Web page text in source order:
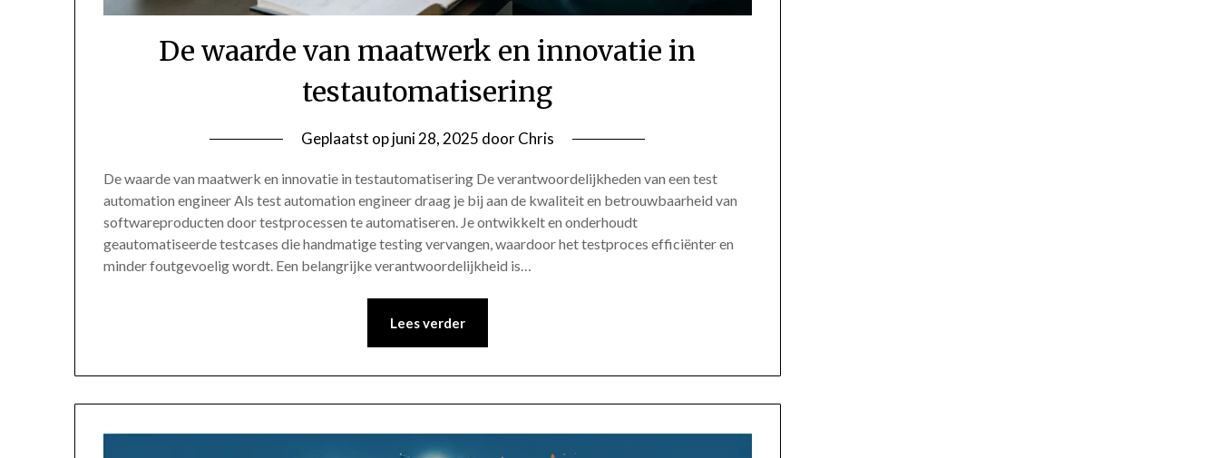
De waarde van maatwerk en innovatie in
testautomatisering
Geplaatst opjuni 28, 2025 doorChris
De waarde van maatwerk en innovatie in testautomatisering De verantwoordelijkheden van een test
automation engineer Als test automation engineer draag je bij aan de kwaliteit en betrouwbaarheid van
softwareproducten door testprocessen te automatiseren. Je ontwikkelt en onderhoudt
geautomatiseerde testcases die handmatige testing vervangen, waardoor het testproces efficiënter en
minder foutgevoelig wordt. Een belangrijke verantwoordelijkheid is…
Lees verder